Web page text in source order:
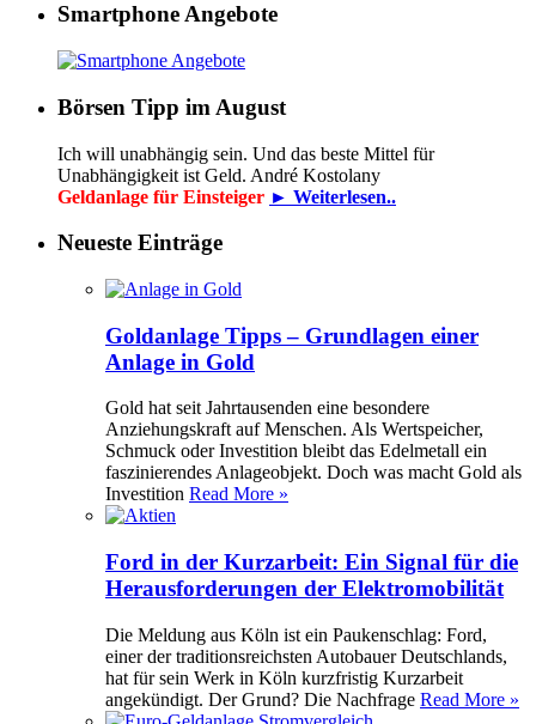
Smartphone Angebote
Börsen Tipp im August
Ich will unabhängig sein. Und das beste Mittel für
Unabhängigkeit ist Geld. André Kostolany
Geldanlage für Einsteiger ► Weiterlesen..
Neueste Einträge
Goldanlage Tipps – Grundlagen einer
Anlage in Gold
Gold hat seit Jahrtausenden eine besondere
Anziehungskraft auf Menschen. Als Wertspeicher,
Schmuck oder Investition bleibt das Edelmetall ein
faszinierendes Anlageobjekt. Doch was macht Gold als
Investition Read More »
Ford in der Kurzarbeit: Ein Signal für die
Herausforderungen der Elektromobilität
Die Meldung aus Köln ist ein Paukenschlag: Ford,
einer der traditionsreichsten Autobauer Deutschlands,
hat für sein Werk in Köln kurzfristig Kurzarbeit
angekündigt. Der Grund? Die Nachfrage Read More »